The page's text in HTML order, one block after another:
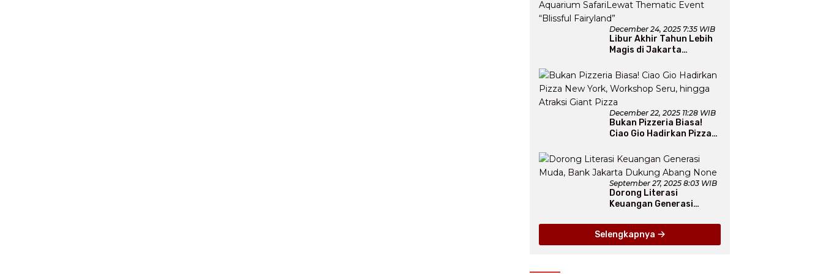
December 24, 2025 7:35 WIB
Libur Akhir Tahun Lebih
Magis di Jakarta
Thematic Event “Blissful
Fairyland”
December 22, 2025 11:28 WIB
Bukan Pizzeria Biasa!
Ciao Gio Hadirkan Pizza
Seru, hingga Atraksi
Giant Pizza
September 27, 2025 8:03 WIB
Dorong Literasi
Keuangan Generasi
Dukung Abang None
Selengkapnya